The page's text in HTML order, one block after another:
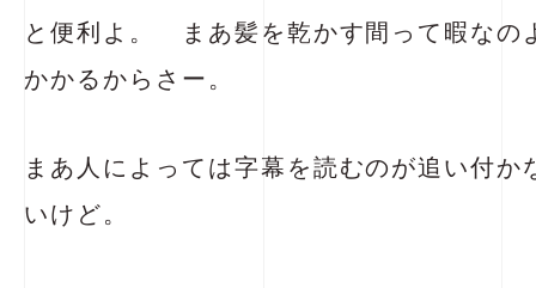
と便利よ。 まあ髪を乾かす間って暇なの
かかるからさー。
まあ人によっては字幕を読むのが追い付か
いけど。